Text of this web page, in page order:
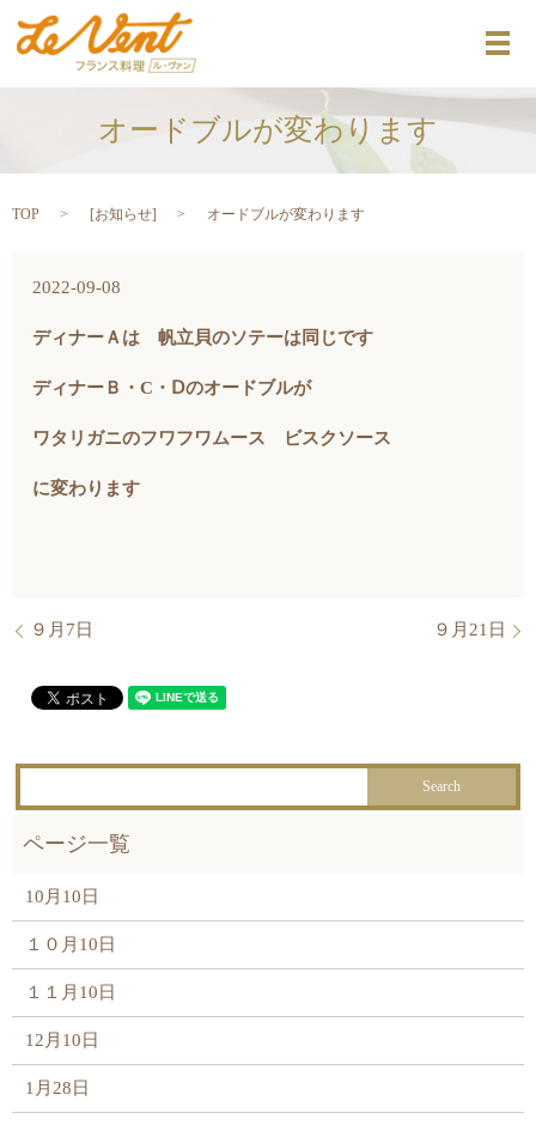
メ
オードブルが変わります
TOP [お知らせ] オードブルが変わります
2022-09-08
ディナーＡは 帆立貝のソテーは同じです
ディナーＢ・C・Ⅾのオードブルが
ワタリガニのフワフワムース ビスクソース
に変わります
９月7日 ９月21日
10月10日
１０月10日
１１月10日
12月10日
1月28日